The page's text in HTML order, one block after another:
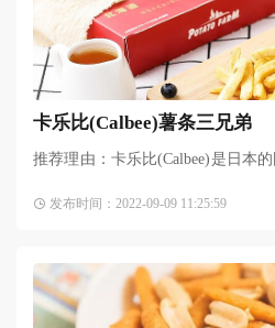
卡乐比(Calbee)薯条三兄弟
推荐理由：卡乐比(Calbee)是日本
动，从原本的北海道限定，到现在
发布时间：2022-09-09 11:25:59